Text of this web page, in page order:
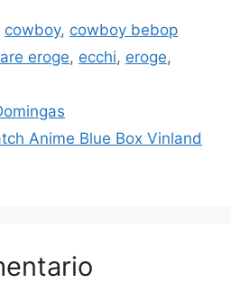
cowboy, cowboy bebop
eroge, ecchi, eroge,
Anime Blue Box Vinland